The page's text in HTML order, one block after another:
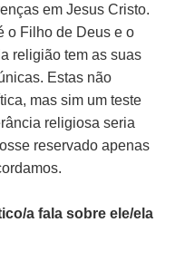
em Jesus Cristo.
o Filho de Deus e o
religião tem as suas
Estas não
mas sim um teste
religiosa seria
reservado apenas
a fala sobre ele/ela